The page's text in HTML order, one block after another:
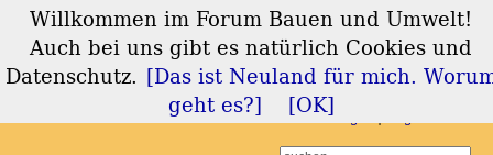
Forum Bauen und
Umwelt
Willkommen im Forum Bauen und Umwelt!
Auch bei uns gibt es natürlich Cookies und
Datenschutz. [Das ist Neuland für mich.
geht es?]
[OK]